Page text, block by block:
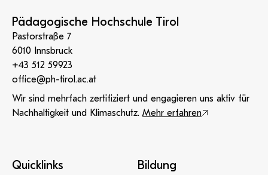
Pädagogische Hochschule Tirol
Pastorstraße 7
6010 Innsbruck
+43 512 59923
office@ph-tirol.ac.at
Wir sind mehrfach zertifiziert und engagieren uns aktiv für
Nachhaltigkeit und Klimaschutz. Mehr erfahren
Quicklinks Bildung